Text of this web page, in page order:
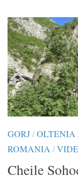
GORJ/OLTENIA
ROMANIA/
Cheile